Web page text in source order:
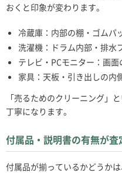
おくと印象が変わります。
冷蔵庫：内部の棚・ゴムパ
洗濯機：ドラム内部・排水
テレビ・PCモニター：画面
家具：天板・引き出しの内
「売るためのクリーニング」
丁寧になります。
付属品・説明書の有無が
付属品が揃っているかどうか